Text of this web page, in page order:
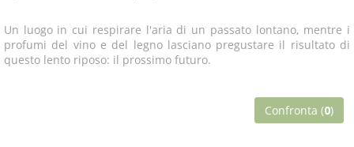
Un luogo in cui respirare l'aria di un passato lontano, mentre i
profumi del vino e del legno lasciano pregustare il risultato di
questo lento riposo: il prossimo futuro.
Confronta (0)